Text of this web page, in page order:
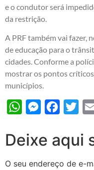
e o condutor será
da restrição.
A PRF também vai fazer,
de educação para o
cidades. Conforme a
mostrar os pontos
municípios.
WhatsAppMessengerFacebook
Deixe aqui
O seu endereço de e-